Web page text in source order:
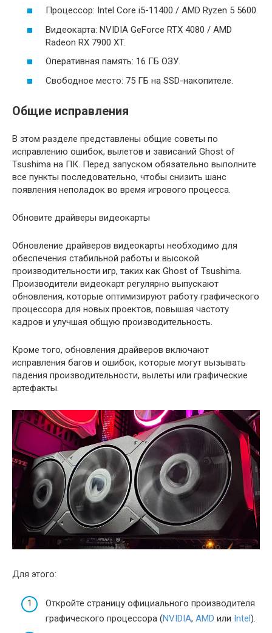
Процессор: Intel Core i5-11400 / AMD Ryzen 5 5600.
Видеокарта: NVIDIA GeForce RTX 4080 / AMD
Radeon RX 7900 XT.
Оперативная память: 16 ГБ ОЗУ.
Свободное место: 75 ГБ на SSD-накопителе.
Общие исправления
В этом разделе представлены общие советы по
исправлению ошибок, вылетов и зависаний Ghost of
Tsushima на ПК. Перед запуском обязательно выполните
все пункты последовательно, чтобы снизить шанс
появления неполадок во время игрового процесса.
Обновите драйверы видеокарты
Обновление драйверов видеокарты необходимо для
обеспечения стабильной работы и высокой
производительности игр, таких как Ghost of Tsushima.
Производители видеокарт регулярно выпускают
обновления, которые оптимизируют работу графического
процессора для новых проектов, повышая частоту
кадров и улучшая общую производительность.
Кроме того, обновления драйверов включают
исправления багов и ошибок, которые могут вызывать
падения производительности, вылеты или графические
артефакты.
Для этого:
Откройте страницу официального производителя
графического процессора (NVIDIA, AMD или Intel).